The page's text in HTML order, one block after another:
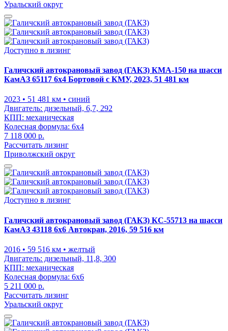
Уральский округ
Доступно в лизинг
Галичский автокрановый завод (ГАКЗ) КМА-150 на шасси
КамАЗ 65117 6x4 Бортовой с КМУ, 2023, 51 481 км
2023 • 51 481 км • синий
Двигатель: дизельный, 6,7, 292
КПП: механическая
Колесная формула: 6x4
7 118 000 р.
Рассчитать лизинг
Приволжский округ
Доступно в лизинг
Галичский автокрановый завод (ГАКЗ) КС-55713 на шасси
КамАЗ 43118 6x6 Автокран, 2016, 59 516 км
2016 • 59 516 км • желтый
Двигатель: дизельный, 11,8, 300
КПП: механическая
Колесная формула: 6x6
5 211 000 р.
Рассчитать лизинг
Уральский округ